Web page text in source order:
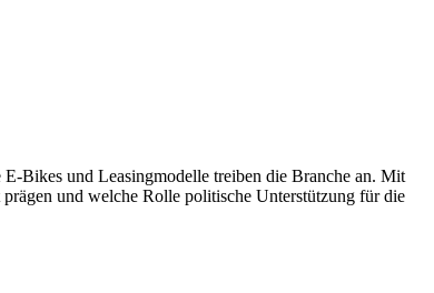
E-Bikes und Leasingmodelle treiben die Branche an. Mit
und welche Rolle politische Unterstützung für die